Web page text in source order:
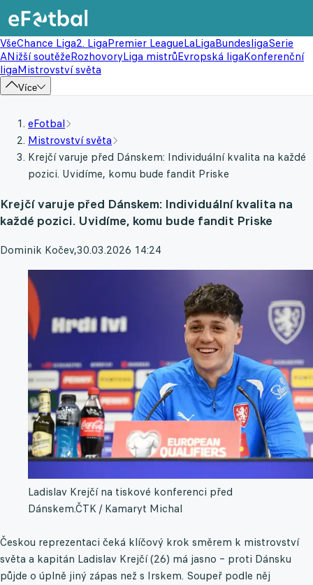
VšeChance Liga2. LigaPremier LeagueLaLigaBundesligaSerie
ANižší soutěžeRozhovoryLiga mistrůEvropská ligaKonferenční
ligaMistrovství světa
Více
eFotbal
Mistrovství světa
Krejčí varuje před Dánskem: Individuální kvalita na každé
pozici. Uvidíme, komu bude fandit Priske
Krejčí varuje před Dánskem: Individuální kvalita na
každé pozici. Uvidíme, komu bude fandit Priske
Dominik Kočev,30.03.2026 14:24
Ladislav Krejčí na tiskové konferenci před
Dánskem.ČTK / Kamaryt Michal
Českou reprezentaci čeká klíčový krok směrem k mistrovství
světa a kapitán Ladislav Krejčí (26) má jasno – proti Dánsku
půjde o úplně jiný zápas než s Irskem. Soupeř podle něj